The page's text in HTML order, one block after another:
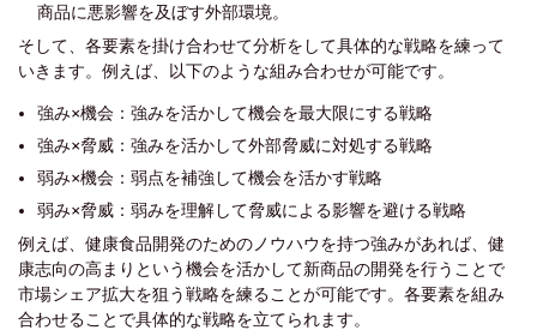
商品に悪影響を及ぼす外部環境。
そして、各要素を掛け合わせて分析をして具体的な戦略を練って
いきます。例えば、以下のような組み合わせが可能です。
強み×機会：強みを活かして機会を最大限にする戦略
強み×脅威：強みを活かして外部脅威に対処する戦略
弱み×機会：弱点を補強して機会を活かす戦略
弱み×脅威：弱みを理解して脅威による影響を避ける戦略
例えば、健康食品開発のためのノウハウを持つ強みがあれば、健
康志向の高まりという機会を活かして新商品の開発を行うことで
市場シェア拡大を狙う戦略を練ることが可能です。各要素を組み
合わせることで具体的な戦略を立てられます。